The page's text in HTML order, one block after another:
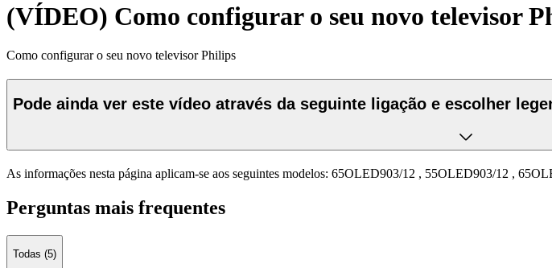
(VÍDEO) Como configurar o seu novo televisor
Como configurar o seu novo televisor Philips
Pode ainda ver este vídeo através da seguinte ligação e escolher
As informações nesta página aplicam-se aos seguintes modelos: 65OLED903/12 , 55OLED903/12 ,
Perguntas mais frequentes
Todas (5)